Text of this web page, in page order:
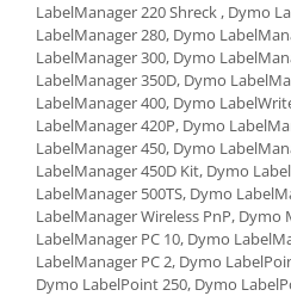
LabelManager 220 Shreck , Dymo
LabelManager 280, Dymo
LabelManager 300, Dymo
LabelManager 350D, Dymo
LabelManager 400, Dymo
LabelManager 420P, Dymo
LabelManager 450, Dymo
LabelManager 450D Kit, Dymo
LabelManager 500TS, Dymo
LabelManager Wireless PnP, Dymo
LabelManager PC 10, Dymo
LabelManager PC 2, Dymo
Dymo LabelPoint 250, Dymo